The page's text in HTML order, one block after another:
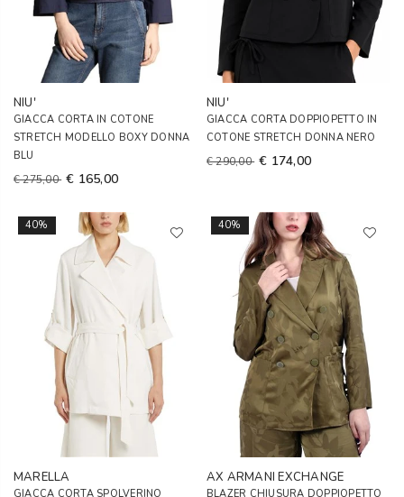
NIU'
GIACCA CORTA IN COTONE
STRETCH MODELLO BOXY DONNA
BLU
€ 275,00 € 165,00
NIU'
GIACCA CORTA DOPPIOPETTO IN
COTONE STRETCH DONNA NERO
€ 290,00 € 174,00
40%
MARELLA
GIACCA CORTA SPOLVERINO
40%
AX ARMANI EXCHANGE
BLAZER CHIUSURA DOPPIOPETTO